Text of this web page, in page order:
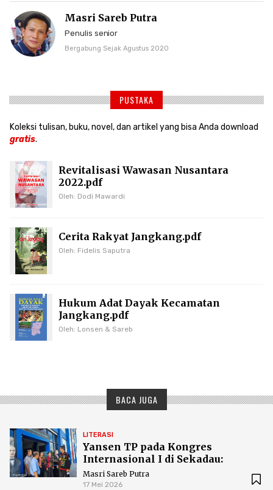
Masri Sareb Putra
Penulis senior
Bergabung Sejak Agustus 2020
PUSTAKA
Koleksi tulisan, buku, novel, dan artikel yang bisa Anda download
gratis.
Revitalisasi Wawasan Nusantara
2022.pdf
Oleh: Dodi Mawardi
Cerita Rakyat Jangkang.pdf
Oleh: Fidelis Saputra
Hukum Adat Dayak Kecamatan
Jangkang.pdf
Oleh: Lonsen & Sareb
BACA JUGA
LITERASI
Yansen TP pada Kongres
Internasional I di Sekadau:
Literasi Jalan Kebangkitan
Kembali Peradaban Dayak
Masri Sareb Putra
17 Mei 2026